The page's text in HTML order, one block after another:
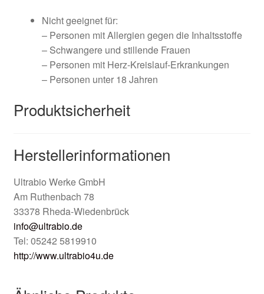
Nicht geeignet für:
– Personen mit Allergien gegen die Inhaltsstoffe
– Schwangere und stillende Frauen
– Personen mit Herz-Kreislauf-Erkrankungen
– Personen unter 18 Jahren
Produktsicherheit
Herstellerinformationen
Ultrabio Werke GmbH
Am Ruthenbach 78
33378 Rheda-Wiedenbrück
info@ultrabio.de
Tel: 05242 5819910
http://www.ultrabio4u.de